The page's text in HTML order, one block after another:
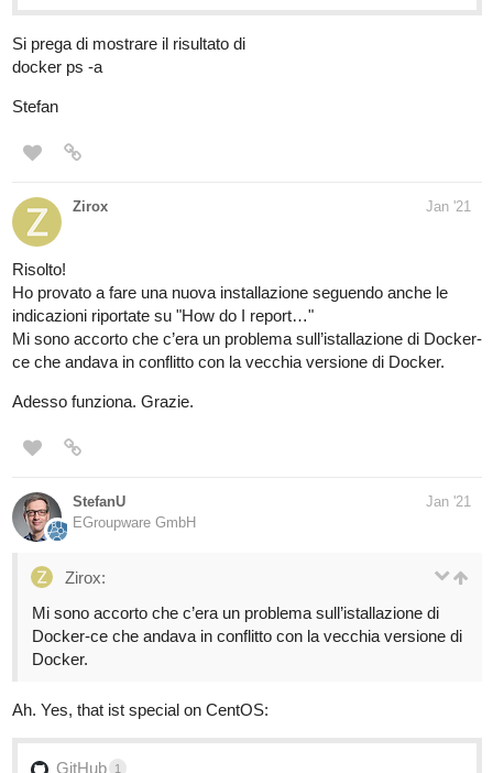
Si prega di mostrare il risultato di
docker ps -a
Stefan
Zirox Jan '21
Risolto!
Ho provato a fare una nuova installazione seguendo anche le
indicazioni riportate su "How do I report…"
Mi sono accorto che c’era un problema sull’istallazione di Docker-
ce che andava in conflitto con la vecchia versione di Docker.
Adesso funziona. Grazie.
StefanU
EGroupware GmbH
Jan '21
Zirox:
Mi sono accorto che c’era un problema sull’istallazione di
Docker-ce che andava in conflitto con la vecchia versione di
Docker.
Ah. Yes, that ist special on CentOS:
GitHub 1